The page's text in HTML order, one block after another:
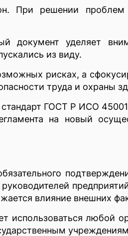
При решении
документ уделяет
из виду.
рисках, а
труда и охраны
ГОСТ Р ИСО
на новый
влияние внешних
использоваться любой